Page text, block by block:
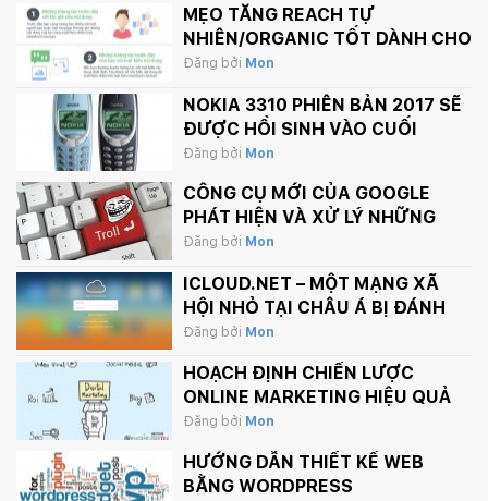
MẸO TĂNG REACH TỰ
NHIÊN/ORGANIC TỐT DÀNH CHO
FANPAGE CỦA BẠN
Đăng bởi Mon
NOKIA 3310 PHIÊN BẢN 2017 SẼ
ĐƯỢC HỒI SINH VÀO CUỐI
THÁNG 2 NÀY
Đăng bởi Mon
CÔNG CỤ MỚI CỦA GOOGLE
PHÁT HIỆN VÀ XỬ LÝ NHỮNG
BÌNH LUẬN PHẢN CẢM TRÊN
Đăng bởi Mon
ICLOUD.NET – MỘT MẠNG XÃ
HỘI NHỎ TẠI CHÂU Á BỊ ĐÁNH
SẬP BỞI APPLE.
Đăng bởi Mon
HOẠCH ĐỊNH CHIẾN LƯỢC
ONLINE MARKETING HIỆU QUẢ
Đăng bởi Mon
HƯỚNG DẪN THIẾT KẾ WEB
BẰNG WORDPRESS